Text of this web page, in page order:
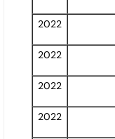
2022
2022
2022
2022